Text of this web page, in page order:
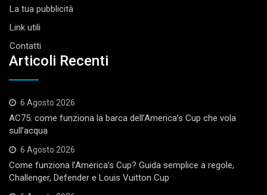
La tua pubblicità
Link utili
Contatti
Articoli Recenti
6 Agosto 2026
AC75: come funziona la barca dell’America’s Cup che vola
sull’acqua
6 Agosto 2026
Come funziona l’America’s Cup? Guida semplice a regole,
Challenger, Defender e Louis Vuitton Cup